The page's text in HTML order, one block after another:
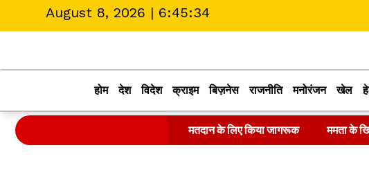
August 8, 2026 | 6:45:34
होम देश विदेश क्राइम बिज़नेस राजनीति मनोरंजन खेल
मतदान के लिए किया जागरूक ममता के